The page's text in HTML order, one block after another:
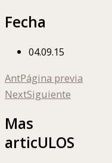
Fecha
04.09.15
AntPágina previa
NextSiguiente
Mas
articULOS